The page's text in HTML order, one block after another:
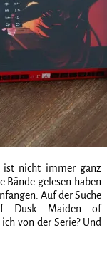
ist nicht immer ganz
Bände gelesen haben
Auf der Suche
Dusk Maiden of
von der Serie? Und